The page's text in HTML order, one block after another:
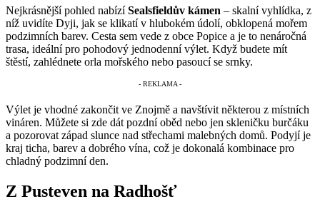
Nejkrásnější pohled nabízíSealsfieldův kámen – skalní vyhlídka, z
níž uvidíte Dyji, jak se klikatí v hlubokém údolí, obklopená mořem
podzimních barev. Cesta sem vede z obce Popice a je to nenáročná
trasa, ideální pro pohodový jednodenní výlet. Když budete mít
štěstí, zahlédnete orla mořského nebo pasoucí se srnky.
Výlet je vhodné zakončit ve Znojmě a navštívit některou z místních
vináren. Můžete si zde dát pozdní oběd nebo jen skleničku burčáku
a pozorovat západ slunce nad střechami malebných domů. Podyjí je
kraj ticha, barev a dobrého vína, což je dokonalá kombinace pro
chladný podzimní den.
Z Pusteven na Radhošť